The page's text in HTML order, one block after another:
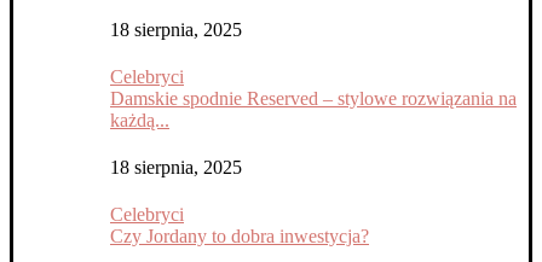
18 sierpnia, 2025
Celebryci
Damskie spodnie Reserved – stylowe rozwiązania na
każdą...
18 sierpnia, 2025
Celebryci
Czy Jordany to dobra inwestycja?